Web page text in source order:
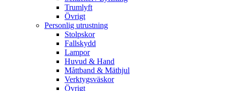
Trumlyft
Övrigt
Personlig utrustning
Stolpskor
Fallskydd
Lampor
Huvud & Hand
Måttband & Mäthjul
Verktygsväskor
Övrigt